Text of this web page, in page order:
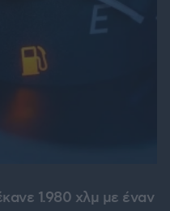
1.980 χλμ με έναν